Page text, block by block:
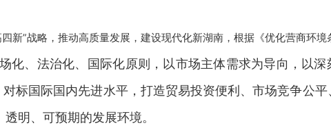
新”战略，推动高质量发展，建设现代化新湖南，根据《优化营商环
化、法治化、国际化原则，以市场主体需求为导向，以
标国际国内先进水平，打造贸易投资便利、市场竞争公
明、可预期的发展环境。